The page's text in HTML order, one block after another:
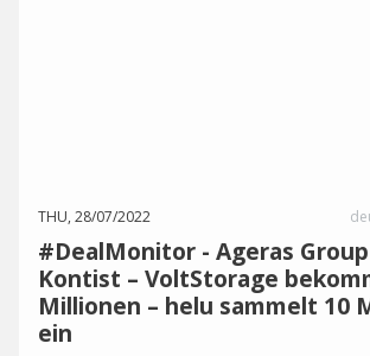
THU, 28/07/2022
#DealMonitor - Ageras
Kontist – VoltStorage
Millionen – helu sammelt 10
ein